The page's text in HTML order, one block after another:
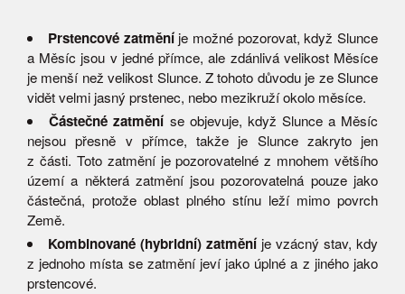
Prstencové zatměníje možné pozorovat, když Slunce
a Měsíc jsou v jedné přímce, ale zdánlivá velikost Měsíce
je menší než velikost Slunce. Z tohoto důvodu je ze Slunce
vidět velmi jasný prstenec, nebo mezikruží okolo měsíce.
Částečné zatmění se objevuje, když Slunce a Měsíc
nejsou přesně v přímce, takže je Slunce zakryto jen
z části. Toto zatmění je pozorovatelné z mnohem většího
území a některá zatmění jsou pozorovatelná pouze jako
částečná, protože oblast plného stínu leží mimo povrch
Země.
Kombinované (hybridní) zatmění je vzácný stav, kdy
z jednoho místa se zatmění jeví jako úplné a z jiného jako
prstencové.